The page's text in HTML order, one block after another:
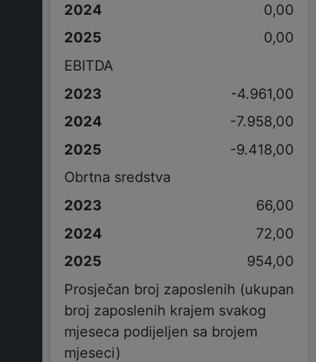
0,00
0,00
EBITDA
-4.961,00
-7.958,00
-9.418,00
Obrtna sredstva
66,00
72,00
954,00
Prosječan broj zaposlenih (ukupan
broj zaposlenih krajem svakog
mjeseca podijeljen sa brojem
mjeseci)